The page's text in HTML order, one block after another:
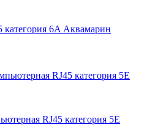
категория 6A Аквамарин
RJ45 категория 5Е